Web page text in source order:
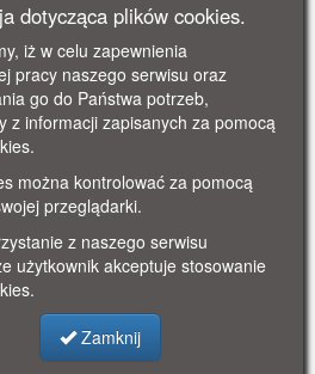
Der schonsten ansichten von
verwendbar.
,muzeum archeologiczne
dotycząca plików cookies.
iż w celu zapewnienia
pracy naszego serwisu oraz
go do Państwa potrzeb,
z informacji zapisanych za pomocą
można kontrolować za pomocą
przeglądarki.
z naszego serwisu
użytkownik akceptuje stosowanie
Zamknij